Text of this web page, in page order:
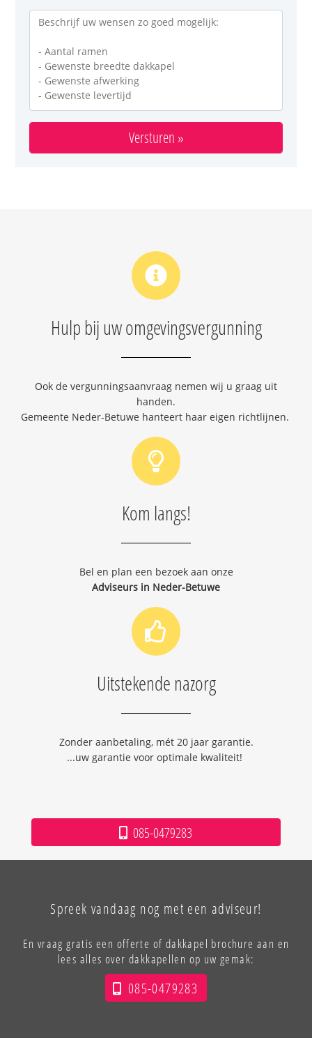
Hulp bij uw omgevingsvergunning
Ook de vergunningsaanvraag nemen wij u graag uit
handen.
Gemeente Neder-Betuwe hanteert haar eigen richtlijnen.
Kom langs!
Bel en plan een bezoek aan onze
Adviseurs in Neder-Betuwe
Uitstekende nazorg
Zonder aanbetaling, mét 20 jaar garantie.
...uw garantie voor optimale kwaliteit!
085-0479283
Spreek vandaag nog met een adviseur!
En vraag gratis een offerte of dakkapel brochure aan en
lees alles over dakkapellen op uw gemak:
085-0479283